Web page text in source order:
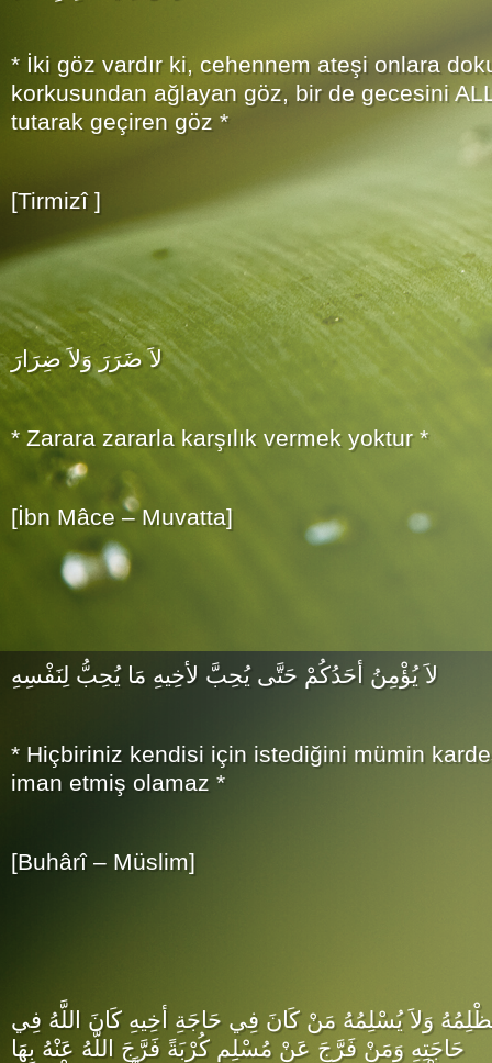
* İki göz vardır ki, cehennem ateşi onlara
korkusundan ağlayan göz, bir de gecesini
tutarak geçiren göz *
[Tirmizî ]
لاَ ضَرَرَ وَلاَ ضِرَارَ
* Zarara zararla karşılık vermek yoktur *
[İbn Mâce – Muvatta]
لاَ يُؤْمِنُ أحَدُكُمْ حَتَّى يُحِبَّ لأخِيهِ مَا يُحِبُّ لِنَفْسِهِ
* Hiçbiriniz kendisi için istediğini mümin
iman etmiş olamaz *
[Buhârî – Müslim]
وَلاَ يُسْلِمُهُ مَنْ كَانَ فِي حَاجَةِ أخِيهِ كَانَ اللَّهُ فِي
حَاجَتِهِ وَمَنْ فَرَّجَ عَنْ مُسْلِمٍ كُرْبَةً فَرَّجَ اللَّهُ عَنْهُ بِهَا